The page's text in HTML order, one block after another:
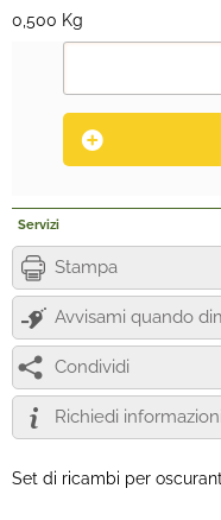
0,500 Kg
Servizi
Stampa
Avvisami quando
Condividi
Richiedi informazioni
Set di ricambi per